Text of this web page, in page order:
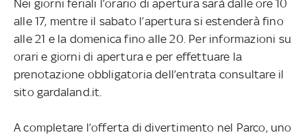
Nei giorni feriali l’orario di apertura sarà dalle ore 10
alle 17, mentre il sabato l’apertura si estenderà fino
alle 21 e la domenica fino alle 20. Per informazioni su
orari e giorni di apertura e per effettuare la
prenotazione obbligatoria dell’entrata consultare il
sito gardaland.it.
A completare l’offerta di divertimento nel Parco, uno